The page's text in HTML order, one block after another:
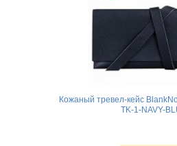
Кожаный тревел-кейс
TK-1-NAVY-